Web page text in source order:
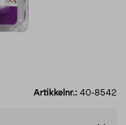
Artikkelnr.: 40-8542